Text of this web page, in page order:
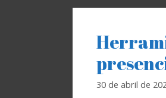
30 de abril de